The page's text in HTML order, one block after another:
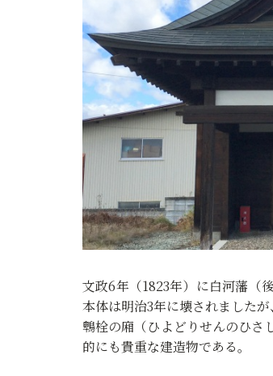
文政6年（1823年）に白河藩（
本体は明治3年に壊されました
鵯栓の廂（ひよどりせんのひさ
的にも貴重な建造物である。